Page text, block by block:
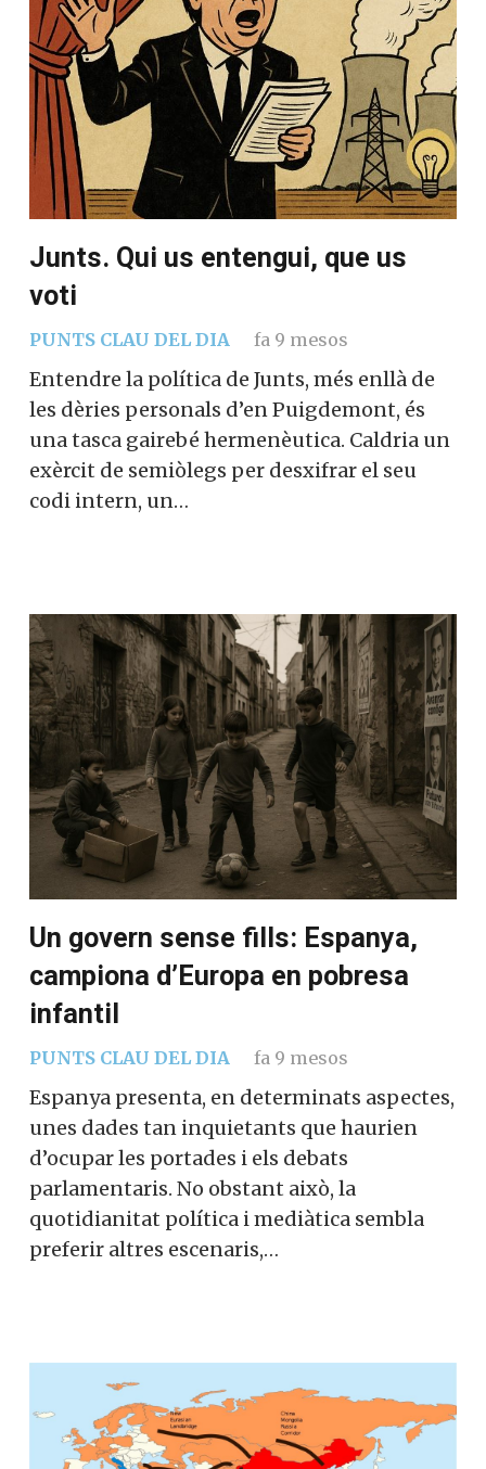
Junts. Qui us entengui, que us
voti
PUNTS CLAU DEL DIA fa 9 mesos
Entendre la política de Junts, més enllà de
les dèries personals d’en Puigdemont, és
una tasca gairebé hermenèutica. Caldria un
exèrcit de semiòlegs per desxifrar el seu
codi intern, un…
Un govern sense fills: Espanya,
campiona d’Europa en pobresa
infantil
PUNTS CLAU DEL DIA fa 9 mesos
Espanya presenta, en determinats aspectes,
unes dades tan inquietants que haurien
d’ocupar les portades i els debats
parlamentaris. No obstant això, la
quotidianitat política i mediàtica sembla
preferir altres escenaris,…